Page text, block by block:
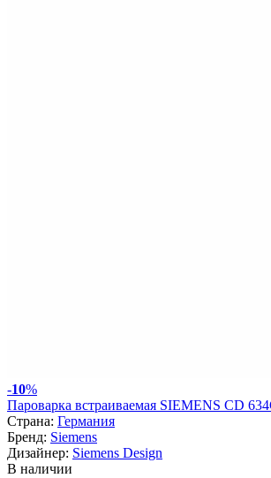
-10%
Пароварка встраиваемая SIEMENS CD
Страна: Германия
Бренд: Siemens
Дизайнер: Siemens Design
В наличии